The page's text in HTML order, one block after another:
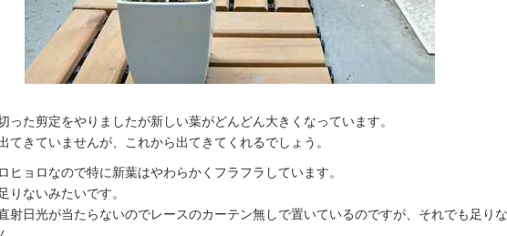
った剪定をやりましたが新しい葉がどんどん大きくなっています。
てきていませんが、これから出てきてくれるでしょう。
ヒョロなので特に新葉はやわらかくフラフラしています。
りないみたいです。
射日光が当たらないのでレースのカーテン無しで置いているのですが、それでも足り